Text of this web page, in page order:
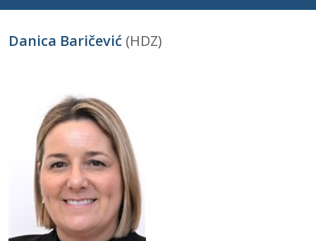
Danica Baričević (HDZ)